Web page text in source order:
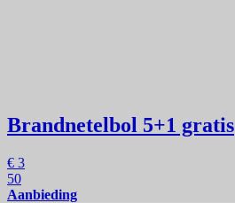
Brandnetelbol 5+1 gratis
€ 3
50
Aanbieding